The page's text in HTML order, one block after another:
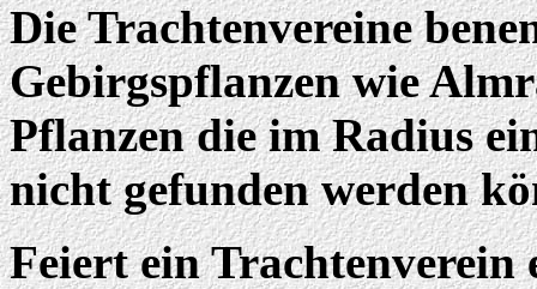
Die Trachtenvereine
Gebirgspflanzen wie
Pflanzen die im Radius
nicht gefunden werden
Feiert ein